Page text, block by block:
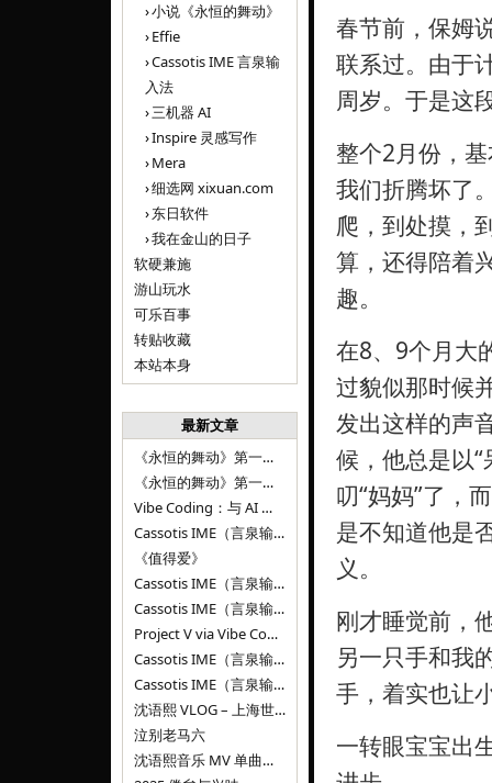
小说《永恒的舞动》
Effie
Cassotis IME 言泉输
入法
三机器 AI
Inspire 灵感写作
Mera
细选网 xixuan.com
东日软件
我在金山的日子
软硬兼施
游山玩水
可乐百事
转贴收藏
本站本身
最新文章
《永恒的舞动》第一百二十八章
《永恒的舞动》第一百二十七章
Vibe Coding：与 AI 并肩进步——言泉输入法 v0.4.1
Cassotis IME（言泉输入法）v0.3.1
《值得爱》
Cassotis IME（言泉输入法）v0.2.0
Cassotis IME（言泉输入法）v0.1.0
Project V via Vibe Coding
Cassotis IME（言泉输入法）阶段二
Cassotis IME（言泉输入法）
沈语熙 VLOG – 上海世博文化公园双子山
泣别老马六
沈语熙音乐 MV 单曲第三弹：代码与白T恤
春节前，保姆
联系过。由于
周岁。于是这
整个2月份，
我们折腾坏了
爬，到处摸，
算，还得陪着
趣。
在8、9个月大
过貌似那时候
发出这样的声
候，他总是以
叨“妈妈”了，
是不知道他是
义。
刚才睡觉前，
另一只手和我
手，着实也让
一转眼宝宝出